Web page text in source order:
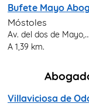
Bufete Mayo
Móstoles
Av. del dos de Mayo,...
A 1,39 km.
Villaviciosa de